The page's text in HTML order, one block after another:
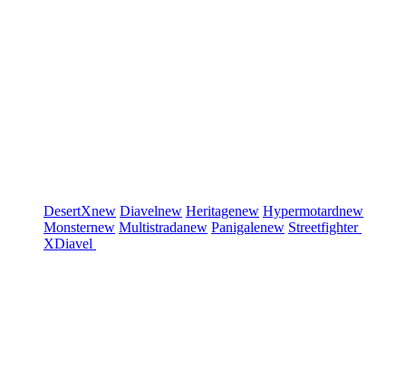
DesertXnew Diavelnew Heritagenew Hypermotardnew
Monsternew Multistradanew Panigalenew Streetfighter
XDiavel